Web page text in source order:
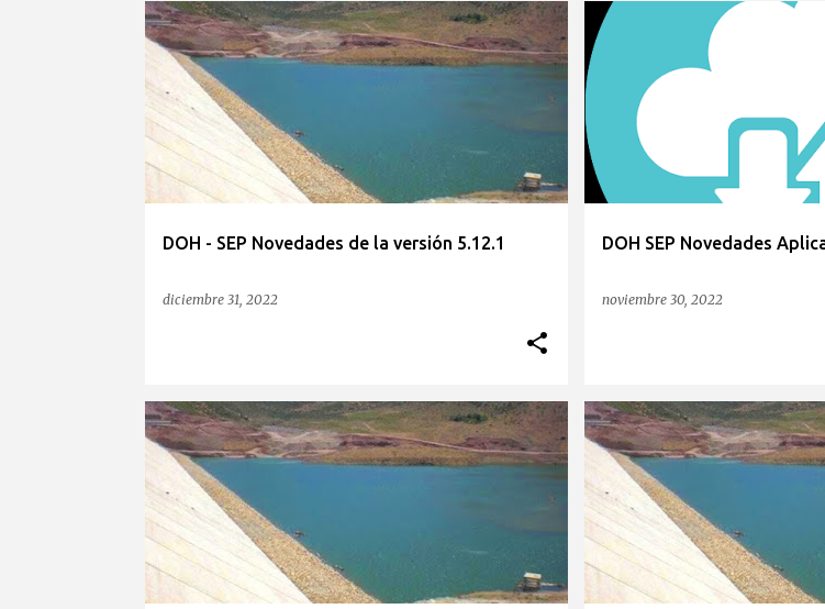
E
n
t
r
a
d
DOH - SEP Novedades de la versión 5.12.1
diciembre 31, 2022
DOH SEP Novedades
noviembre 30, 2022